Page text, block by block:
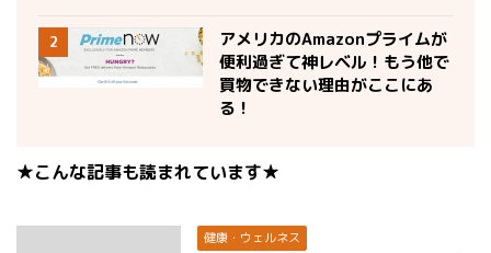
2
アメリカのAmazonプライムが
便利過ぎて神レベル！もう他で
買物できない理由がここにあ
る！
★こんな記事も読まれています★
健康・ウェルネス